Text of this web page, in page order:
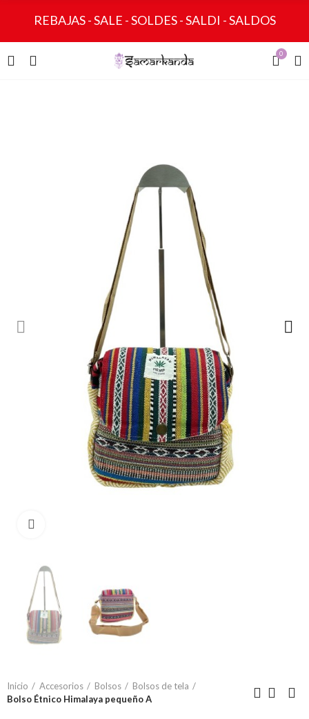
REBAJAS - SALE - SOLDES - SALDI - SALDOS
0
Inicio Accesorios Bolsos
Bolsos de tela
Bolso Étnico Himalaya pequeño A